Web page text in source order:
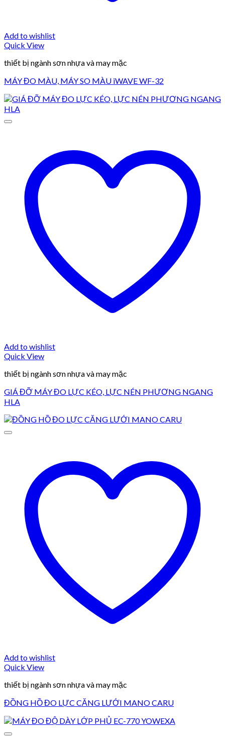
Add to wishlist
Quick View
thiết bị ngành sơn nhựa và may mặc
MÁY ĐO MÀU, MÁY SO MÀU iWAVE WF-32
Add to wishlist
Quick View
thiết bị ngành sơn nhựa và may mặc
GIÁ ĐỠ MÁY ĐO LỰC KÉO, LỰC NÉN PHƯƠNG NGANG
HLA
Add to wishlist
Quick View
thiết bị ngành sơn nhựa và may mặc
ĐỒNG HỒ ĐO LỰC CĂNG LƯỚI MANO CARU